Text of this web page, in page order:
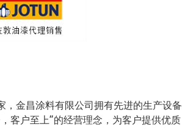
金昌涂料有限公司拥有先进的生产设备
客户至上”的经营理念，为客户提供优质